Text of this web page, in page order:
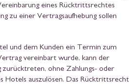
eines Rücktrittsrechtes
zu einer Vertragsaufhebung sollen
und dem Kunden ein Termin zum
vereinbart wurde, kann der
zurücktreten, ohne Zahlungs- oder
Hotels auszulösen. Das Rücktrittsrecht